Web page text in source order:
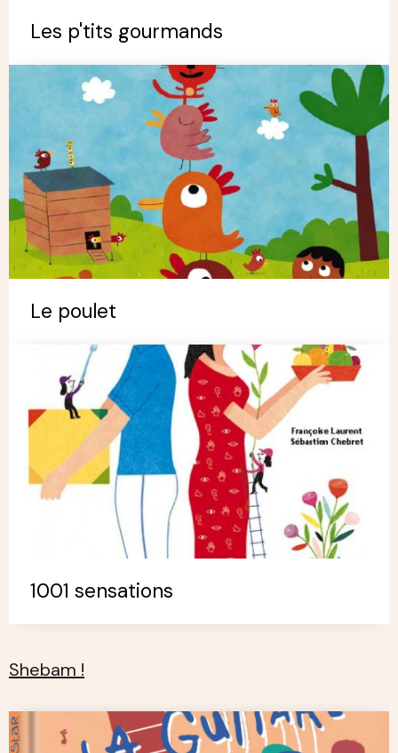
Les p'tits gourmands
Le poulet
1001 sensations
Shebam !